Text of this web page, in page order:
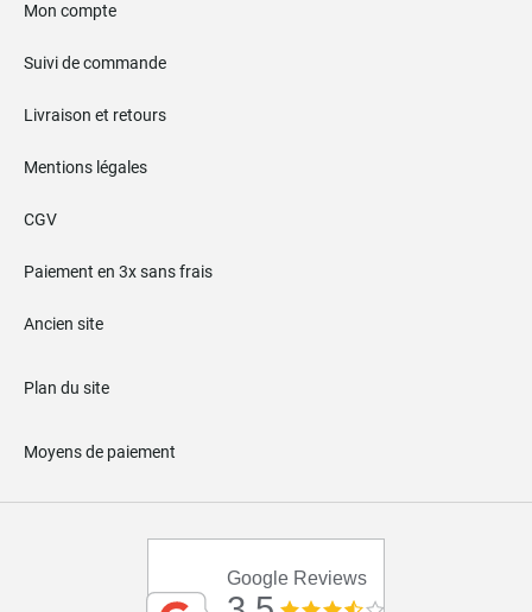
Mon compte
Suivi de commande
Livraison et retours
Mentions légales
CGV
Paiement en 3x sans frais
Ancien site
Plan du site
Moyens de paiement
Google Reviews